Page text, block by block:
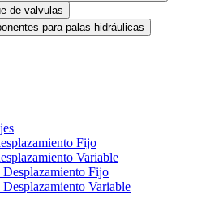
de valvulas
para palas hidráulicas
Fijo
Variable
Fijo
Variable